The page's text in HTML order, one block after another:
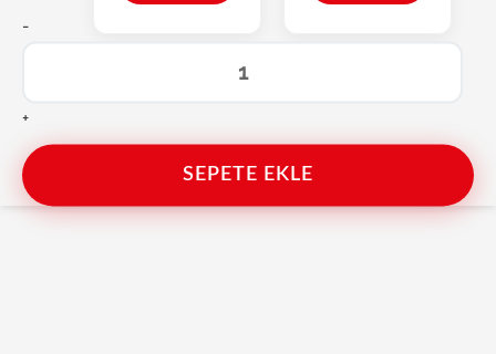
-
+
SEPETE EKLE